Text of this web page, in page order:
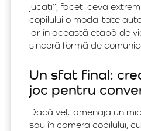
jucați”, faceți ceva
copilului o modalitate
Iar în această etapă de
sinceră formă de
Un sfat final:
joc pentru
Dacă veți amenaja un
sau în camera copilului,